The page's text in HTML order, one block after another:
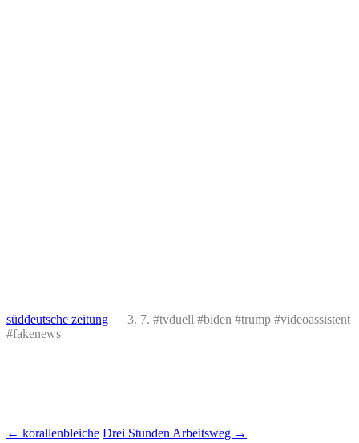
süddeutsche zeitung 3. 7. #tvduell #biden #trump #videoassistent
#fakenews
← korallenbleiche Drei Stunden Arbeitsweg →